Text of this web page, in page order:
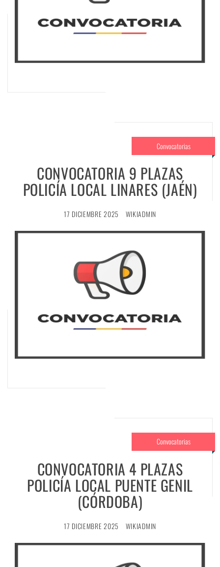
Convocatorias
CONVOCATORIA 9 PLAZAS
POLICÍA LOCAL LINARES (JAÉN)
17 DICIEMBRE 2025 WIKIADMIN
Convocatorias
CONVOCATORIA 4 PLAZAS
POLICÍA LOCAL PUENTE GENIL
(CÓRDOBA)
17 DICIEMBRE 2025 WIKIADMIN